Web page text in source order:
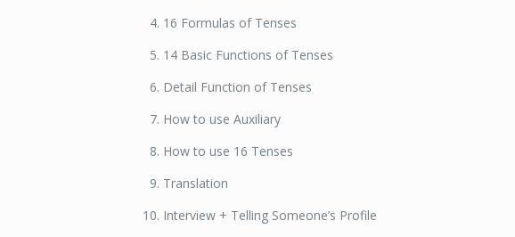
16 Formulas of Tenses
14 Basic Functions of Tenses
Detail Function of Tenses
How to use Auxiliary
How to use 16 Tenses
Translation
Interview + Telling Someone’s Profile